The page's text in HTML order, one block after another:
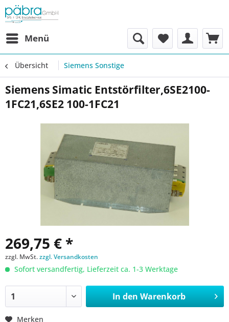
Menü
Übersicht Siemens Sonstige
Siemens Simatic Entstörfilter,6SE2100-
1FC21,6SE2 100-1FC21
269,75 € *
zzgl. MwSt.zzgl. Versandkosten
Sofort versandfertig, Lieferzeit ca. 1-3 Werktage
In den Warenkorb
Merken